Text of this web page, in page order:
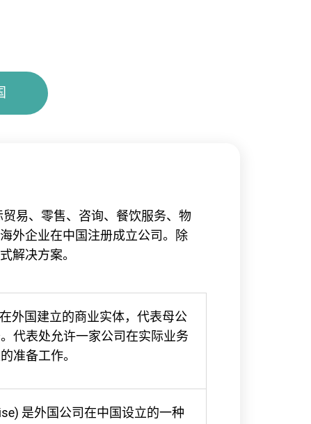
易、零售、咨询、 餐饮服务、物
外企业在中国注册成立公司。除
解决方案。
外国建立的商业实体，代表母公
代表处允许一家公司在实际业务
准备工作。
是外国公司在中国设立的一种